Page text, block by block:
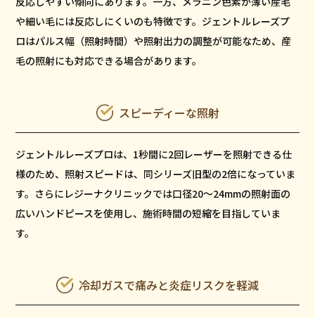
や細い毛には反応しにくいのも特徴です。ジェントルレーズプ
ロはパルス幅（照射時間）や照射出力の調整が可能なため、産
毛の照射にも対応できる場合があります。
スピーディーな照射
ジェントルレーズプロは、1秒間に2回レーザーを照射できる仕
様のため、照射スピードは、同シリーズ旧型の2倍になっていま
す。さらにレジーナクリニックでは口径20～24mmの照射面の
広いハンドピースを使用し、施術時間の短縮を目指していま
す。
冷却ガスで痛みと炎症リスクを軽減